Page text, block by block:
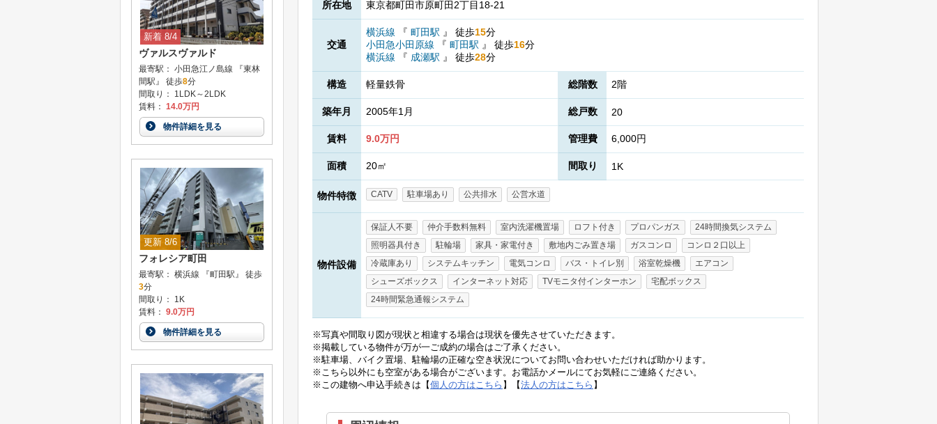
所在地 東京都町田市原町田2丁目18-21
交通
横浜線 『 町田駅 』 徒歩15分
小田急小田原線
『 町田駅 』 徒歩16分
横浜線
『 成瀬駅 』 徒歩28分
構造 軽量鉄骨 総階数 2階
築年月 2005年1月 総戸数 20
賃料 9.0万円 管理費 6,000円
面積 20㎡ 間取り 1K
物件特徴 CATV 駐車場あり 公共排水 公営水道
物件設備
保証人不要 仲介手数料無料 室内洗濯機置場 ロフト付き プロパンガス
24時間換気システム
照明器具付き
駐輪場 家具・家電付き 敷地内ごみ置き場 ガスコンロ
コンロ２口以上
冷蔵庫あり
システムキッチン 電気コンロ バス・トイレ別 浴室乾燥機
エアコン
シューズボックス
インターネット対応 TVモニタ付インターホン
宅配ボックス
24時間緊急通報システム
※写真や間取り図が現状と相違する場合は現状を優先させていただきます。
※掲載している物件が万が一ご成約の場合はご了承ください。
※駐車場、バイク置場、駐輪場の正確な空き状況についてお問い合わせいただければ助かります。
※こちら以外にも空室がある場合がございます。お電話かメールにてお気軽にご連絡ください。
※この建物へ申込手続きは【個人の方はこちら 】【法人の方はこちら 】
新着 8/4
ヴァルスヴァルド
最寄駅： 小田急江ノ島線 『東林
間駅』 徒歩8分
間取り： 1LDK～2LDK
賃料： 14.0万円
物件詳細を見る
更新 8/6
フォレシア町田
最寄駅： 横浜線 『町田駅』 徒歩
3分
間取り： 1K
賃料： 9.0万円
物件詳細を見る